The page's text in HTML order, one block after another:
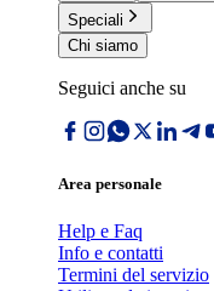
Speciali
Chi siamo
Seguici anche su
Area personale
Help e Faq
Info e contatti
Termini del servizio